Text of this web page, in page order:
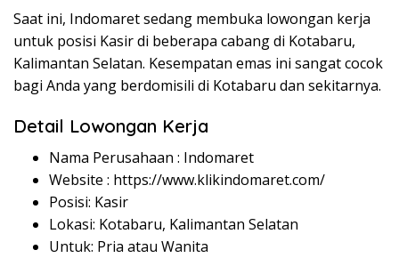
Saat ini, Indomaret sedang membuka lowongan kerja
untuk posisi Kasir di beberapa cabang di Kotabaru,
Kalimantan Selatan. Kesempatan emas ini sangat cocok
bagi Anda yang berdomisili di Kotabaru dan sekitarnya.
Detail Lowongan Kerja
Nama Perusahaan : Indomaret
Website : https://www.klikindomaret.com/
Posisi: Kasir
Lokasi: Kotabaru, Kalimantan Selatan
Untuk: Pria atau Wanita